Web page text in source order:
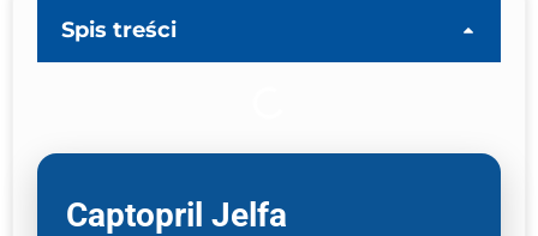
Spis treści
Captopril Jelfa